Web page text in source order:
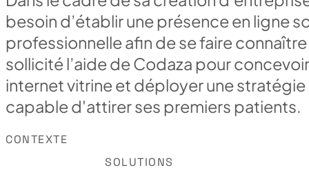
besoin d’établir une présence en ligne
professionnelle afin de se faire
sollicité l’aide de Codaza pour
internet vitrine et déployer une
capable d'attirer ses premiers patients.
CONTEXTE
SOLUTIONS